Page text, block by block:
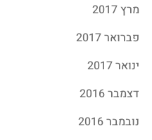
מרץ 2017
פברואר 2017
ינואר 2017
דצמבר 2016
נובמבר 2016